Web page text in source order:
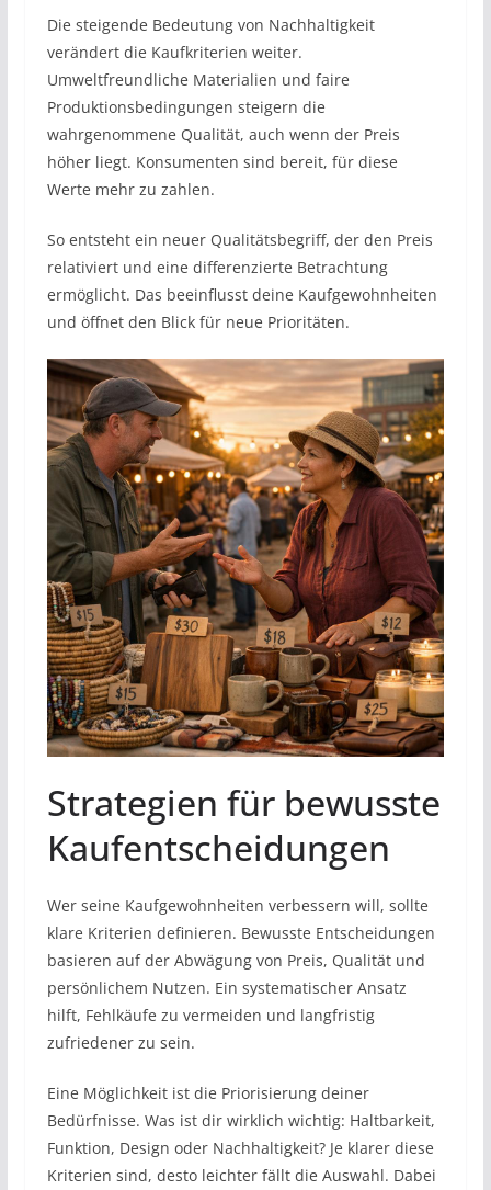
Die steigende Bedeutung von Nachhaltigkeit
verändert die Kaufkriterien weiter.
Umweltfreundliche Materialien und faire
Produktionsbedingungen steigern die
wahrgenommene Qualität, auch wenn der Preis
höher liegt. Konsumenten sind bereit, für diese
Werte mehr zu zahlen.
So entsteht ein neuer Qualitätsbegriff, der den Preis
relativiert und eine differenzierte Betrachtung
ermöglicht. Das beeinflusst deine Kaufgewohnheiten
und öffnet den Blick für neue Prioritäten.
Strategien für bewusste
Kaufentscheidungen
Wer seine Kaufgewohnheiten verbessern will, sollte
klare Kriterien definieren. Bewusste Entscheidungen
basieren auf der Abwägung von Preis, Qualität und
persönlichem Nutzen. Ein systematischer Ansatz
hilft, Fehlkäufe zu vermeiden und langfristig
zufriedener zu sein.
Eine Möglichkeit ist die Priorisierung deiner
Bedürfnisse. Was ist dir wirklich wichtig: Haltbarkeit,
Funktion, Design oder Nachhaltigkeit? Je klarer diese
Kriterien sind, desto leichter fällt die Auswahl. Dabei